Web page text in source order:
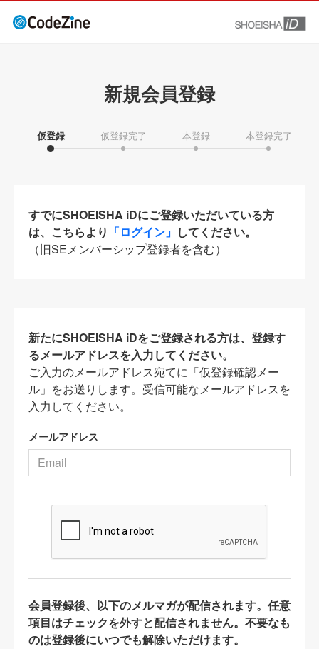
新規会員登録
仮登録 仮登録完了 本登録 本登録完了
すでにSHOEISHA iDにご登録いただいている方
は、こちらより 「ログイン」 してください。
（旧SEメンバーシップ登録者を含む）
新たにSHOEISHA iDをご登録される方は、登録す
るメールアドレスを入力してください。
ご入力のメールアドレス宛てに「仮登録確認メー
ル」をお送りします。受信可能なメールアドレスを
入力してください。
メールアドレス
会員登録後、以下のメルマガが配信されます。任意
項目はチェックを外すと配信されません。不要なも
のは登録後にいつでも解除いただけます。